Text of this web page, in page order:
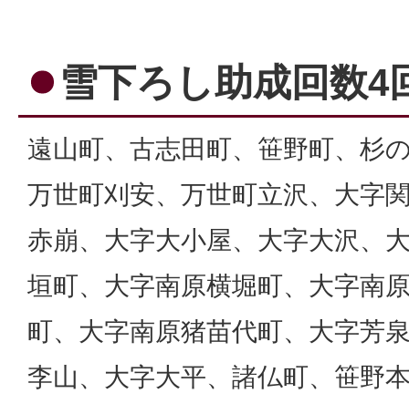
雪下ろし助成回数4
遠山町、古志田町、笹野町、杉
万世町刈安、万世町立沢、大字
赤崩、大字大小屋、大字大沢、
垣町、大字南原横堀町、大字南
町、大字南原猪苗代町、大字芳
李山、大字大平、諸仏町、笹野